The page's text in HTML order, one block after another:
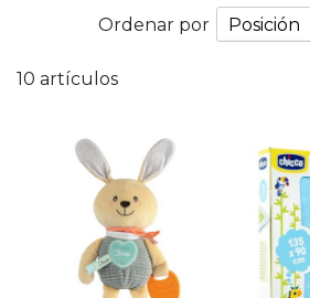
10 artículos
Ordenar por